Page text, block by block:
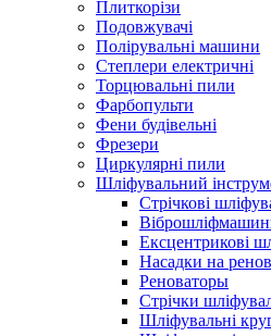
Плиткорізи
Подовжувачі
Полірувальні машини
Степлери електричні
Торцювальні пили
Фарбопульти
Фени будівельні
Фрезери
Циркулярні пили
Шліфувальний
Cтрічкові
Ексцентрикові
Насадки на
Реноваторы
Стрічки
Шліфувальні